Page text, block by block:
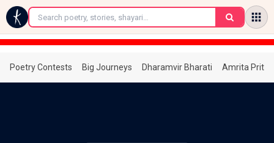
←
Poetry Contests Big Journeys Dharamvir Bharati Amrita